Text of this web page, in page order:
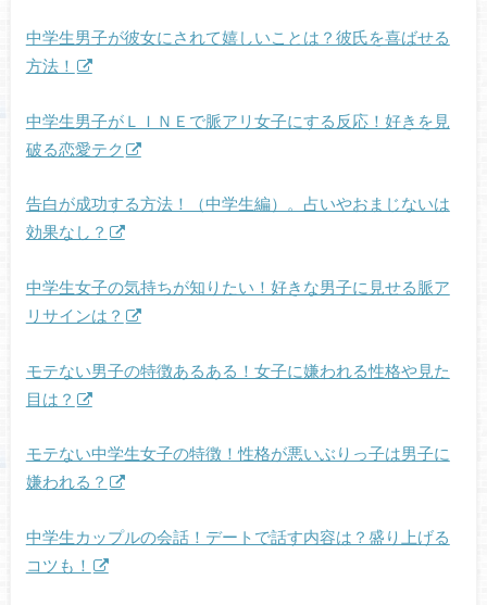
中学生男子が彼女にされて嬉しいことは？彼氏を喜ばせる
方法！
中学生男子がＬＩＮＥで脈アリ女子にする反応！好きを見
破る恋愛テク
告白が成功する方法！（中学生編）。占いやおまじないは
効果なし？
中学生女子の気持ちが知りたい！好きな男子に見せる脈ア
リサインは？
モテない男子の特徴あるある！女子に嫌われる性格や見た
目は？
モテない中学生女子の特徴！性格が悪いぶりっ子は男子に
嫌われる？
中学生カップルの会話！デートで話す内容は？盛り上げる
コツも！